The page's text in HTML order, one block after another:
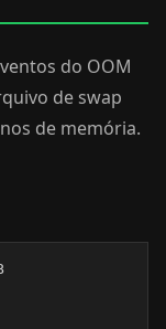
do OOM
de swap
de memória.